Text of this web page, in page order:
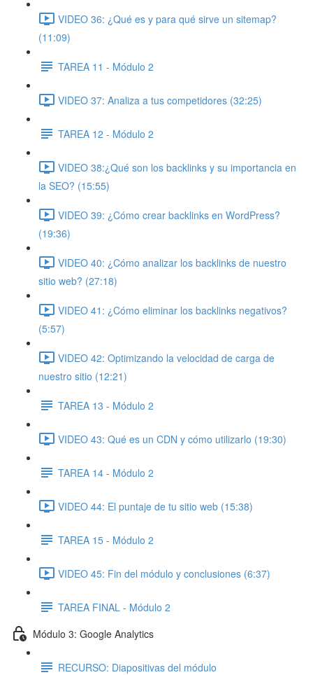
VIDEO 36: ¿Qué es y para qué sirve un sitemap?
(11:09)
TAREA 11 - Módulo 2
VIDEO 37: Analiza a tus competidores (32:25)
TAREA 12 - Módulo 2
VIDEO 38:¿Qué son los backlinks y su importancia en
la SEO? (15:55)
VIDEO 39: ¿Cómo crear backlinks en WordPress?
(19:36)
VIDEO 40: ¿Cómo analizar los backlinks de nuestro
sitio web? (27:18)
VIDEO 41: ¿Cómo eliminar los backlinks negativos?
(5:57)
VIDEO 42: Optimizando la velocidad de carga de
nuestro sitio (12:21)
TAREA 13 - Módulo 2
VIDEO 43: Qué es un CDN y cómo utilizarlo (19:30)
TAREA 14 - Módulo 2
VIDEO 44: El puntaje de tu sitio web (15:38)
TAREA 15 - Módulo 2
VIDEO 45: Fin del módulo y conclusiones (6:37)
TAREA FINAL - Módulo 2
Módulo 3: Google Analytics
RECURSO: Diapositivas del módulo